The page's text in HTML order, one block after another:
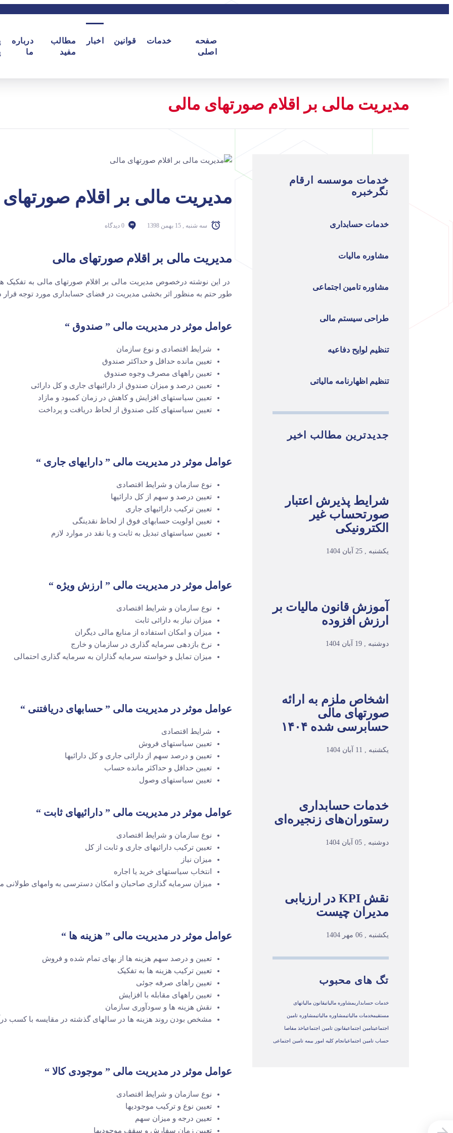
صفحه
اصلی
خدمات قوانین اخبار
مطالب
مفید
درباره
ما
مديريت مالی بر اقلام صورتهای مالی
مدیریت مالی بر اقلام
سه شنبه , 15 بهمن 1398 0 دیدگاه
مدیریت مالی بر اقلام صورتهای مالی
در این نوشته درخصوص مدیریت مالی بر اقلام صورتهای مالی به تفکیک
طور حتم به منظور اثر بخشی مدیریت در فضای حسابداری مورد توجه قرار
عوامل موثر در مدیریت مالی ” صندوق “
شرایط اقتصادی و نوع سازمان
تعیین مانده حداقل و حداکثر صندوق
تعیین راههای مصرف وجوه صندوق
تعیین درصد و میزان صندوق از دارائیهای جاری و کل دارائی
تعیین سیاستهای افزایش و کاهش در زمان کمبود و مازاد
تعیین سیاستهای کلی صندوق از لحاظ دریافت و پرداخت
عوامل موثر در مدیریت مالی ” دارایهای جاری “
نوع سازمان و شرایط اقتصادی
تعیین درصد و سهم از کل دارائیها
تعیین ترکیب دارائیهای جاری
تعیین اولویت حسابهای فوق از لحاظ نقدینگی
تعیین سیاستهای تبدیل به ثابت و یا نقد در موارد لازم
عوامل موثر در مدیریت مالی ” ارزش ویژه “
نوع سازمان و شرایط اقتصادی
میزان نیاز به دارائی ثابت
میزان و امکان استفاده از منابع مالی دیگران
نرخ بازدهی سرمایه گذاری در سازمان و خارج
میزان تمایل و خواسته سرمایه گذاران به سرمایه گذاری احتمالی
عوامل موثر در مدیریت مالی ” حسابهای دریافتنی “
شرایط اقتصادی
تعیین سیاستهای فروش
تعیین و درصد سهم از دارائی جاری و کل دارائیها
تعیین حداقل و حداکثر مانده حساب
تعیین سیاستهای وصول
عوامل موثر در مدیریت مالی ” دارائیهای ثابت “
نوع سازمان و شرایط اقتصادی
تعیین ترکیب دارائیهای جاری و ثابت از کل
میزان نیاز
انتخاب سیاستهای خرید یا اجاره
میزان سرمایه گذاری صاحبان و امکان دسترسی به وامهای طولانی
عوامل موثر در مدیریت مالی ” هزینه ها “
تعیین و درصد سهم هزینه ها از بهای تمام شده و فروش
تعیین ترکیب هزینه ها به تفکیک
تعیین راهای صرفه جوئی
تعیین راههای مقابله با افزایش
نقش هزینه ها و سودآوری سازمان
مشخص بودن روند هزینه ها در سالهای گذشته در مقایسه با کسب
عوامل موثر در مدیریت مالی ” موجودی کالا “
نوع سازمان و شرایط اقتصادی
تعیین نوع و ترکیب موجودیها
تعیین درجه و میزان سهم
تعیین زمان سفارش و سقف موجودیها
خدمات موسسه ارقام
نگرخبره
خدمات حسابداری
مشاوره مالیات
مشاوره تامین اجتماعی
طراحی سیستم مالی
تنظیم لوایح دفاعیه
تنظیم اظهارنامه مالیاتی
جدیدترین مطالب اخیر
شرایط پذیرش اعتبار
صورتحساب غیر
الکترونیکی
یکشنبه , 25 آبان 1404
آموزش قانون مالیات بر
ارزش افزوده
دوشنبه , 19 آبان 1404
اشخاص ملزم به ارائه
صورتهای مالی
حسابرسی شده ۱۴۰۴
یکشنبه , 11 آبان 1404
خدمات حسابداری
رستوران‌های زنجیره‌ای
دوشنبه , 05 آبان 1404
نقش KPI در ارزیابی
مدیران چیست
یکشنبه , 06 مهر 1404
تگ های محبوب
خدمات حسابداریمشاوره مالیاتیقانون مالیاتهای
مستقیمخدمات مالیاتیمشاوره مالياتيمشاوره تامین
اجتماعیتامین اجتماعیقانون تامین اجتماعیاخذ مفاصا
حساب تامین اجتماعیانجام کلیه امور بیمه تامین اجتماعی